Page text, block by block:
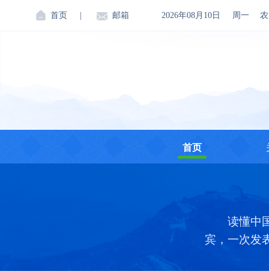
首页 邮箱 2026年08月10日 周一
首页
读懂中
宾，一次发